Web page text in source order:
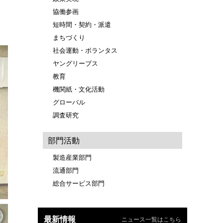
協働参画
短時間・契約・派遣
まちづくり
社会運動・ボランタス
ヤングリーブス
教育
機関紙・文化活動
グローバル
調査研究
部門活動
製造産業部門
流通部門
総合サービス部門
最新情報 ニュース一覧はこちら